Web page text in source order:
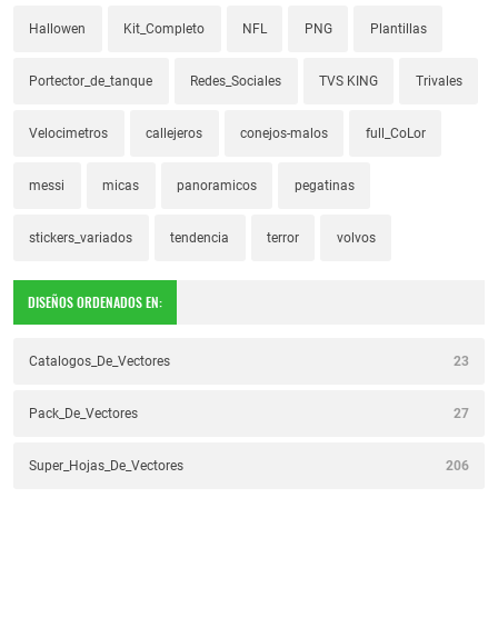
Hallowen Kit_Completo NFL PNG Plantillas
Portector_de_tanque Redes_Sociales TVS KING Trivales
Velocimetros callejeros conejos-malos full_CoLor
messi micas panoramicos pegatinas
stickers_variados tendencia terror volvos
DISEÑOS ORDENADOS EN:
Catalogos_De_Vectores 23
Pack_De_Vectores 27
Super_Hojas_De_Vectores 206